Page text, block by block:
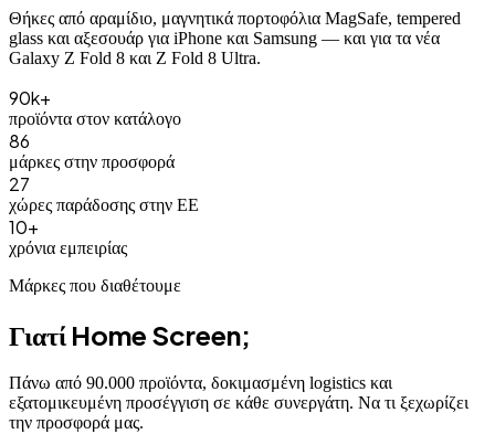
Θήκες από αραμίδιο, μαγνητικά πορτοφόλια MagSafe, tempered
glass και αξεσουάρ για iPhone και Samsung — και για τα νέα
Galaxy Z Fold 8 και Z Fold 8 Ultra.
90k+
προϊόντα στον κατάλογο
86
μάρκες στην προσφορά
27
χώρες παράδοσης στην ΕΕ
10+
χρόνια εμπειρίας
Μάρκες που διαθέτουμε
Γιατί Home Screen;
Πάνω από 90.000 προϊόντα, δοκιμασμένη logistics και
εξατομικευμένη προσέγγιση σε κάθε συνεργάτη. Να τι ξεχωρίζει
την προσφορά μας.